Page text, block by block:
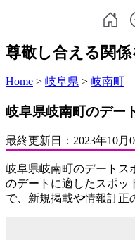
尊敬し合える関係
Home > 岐阜県 > 岐南町
岐阜県岐南町のデー
最終更新日： 2023年10月
岐阜県岐南町のデートス
のデートに適したスポッ
で、新規掲載や情報訂正